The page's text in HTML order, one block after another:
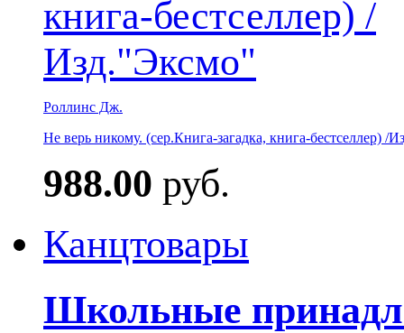
Роллинс Дж.
Не верь никому. (сер.Книга-загадка, книга-бестселлер) /
988.00 руб.
Канцтовары
Школьные